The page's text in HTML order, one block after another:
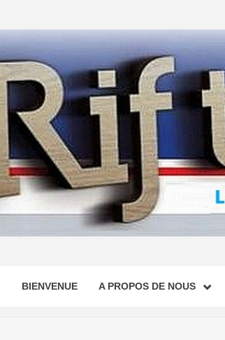
BIENVENUE A PROPOS DE NOUS